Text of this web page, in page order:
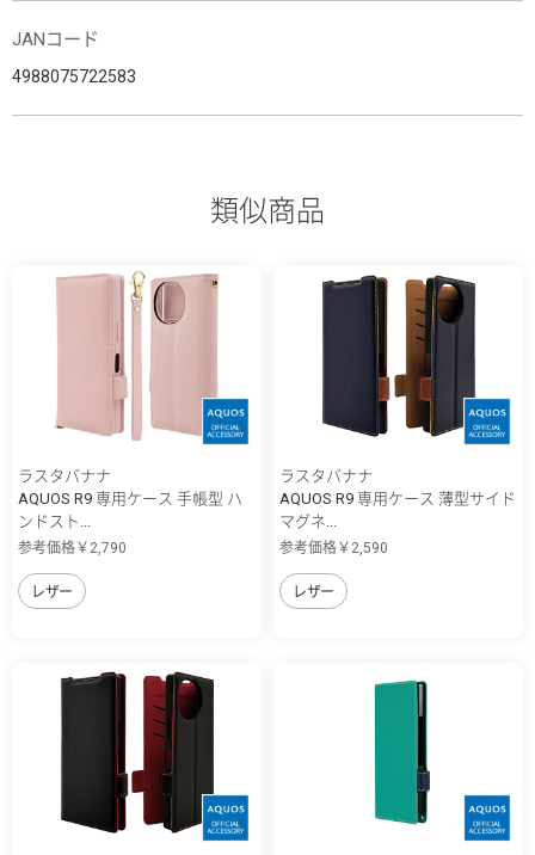
JANコード
4988075722583
類似商品
ラスタバナナ
AQUOS R9 専用ケース 手帳型 ハ
ンドスト...
参考価格￥2,790
レザー
ラスタバナナ
AQUOS R9 専用ケース 薄型サイド
マグネ...
参考価格￥2,590
レザー